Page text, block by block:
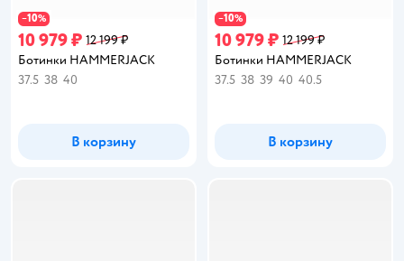
−10%
10 979 ₽ 12 199 ₽
Ботинки HAMMERJACK
37.5 38 40
В корзину
−10%
10 979 ₽ 12 199 ₽
Ботинки HAMMERJACK
37.5 38 39 40 40.5
В корзину